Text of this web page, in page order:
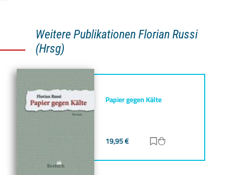
Weitere Publikationen Florian Russi
(Hrsg)
Papier gegen Kälte
19,95€ Zur Merkliste